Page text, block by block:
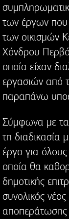
των έργων που
των οικισμών
Χόνδρου
οποία είχαν
εργασιών από
παραπάνω
Σύμφωνα με τα
τη διαδικασία
έργο για
οποία θα
δημοτικής
συνολικός
αποπεράτωσης